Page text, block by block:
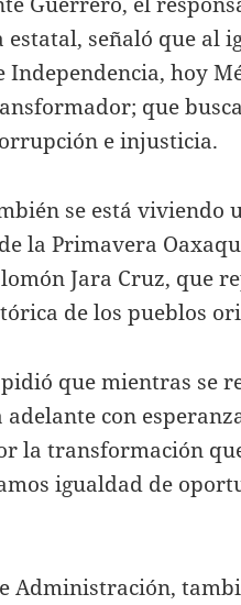
señaló que al
hoy
que
e injusticia.
se está
la Primavera
Jara Cruz, que
de los pueblos
que mientras se
con
la transformación
igualdad de
Administración,